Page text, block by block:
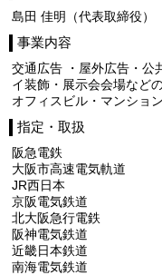
島田 佳明（代表取締役）
事業内容
交通広告 ・屋外広告・公
イ装飾・展示会会場など
オフィスビル・マンショ
指定・取扱
阪急電鉄
大阪市高速電気軌道
JR西日本
京阪電気鉄道
北大阪急行電鉄
阪神電気鉄道
近畿日本鉄道
南海電気鉄道